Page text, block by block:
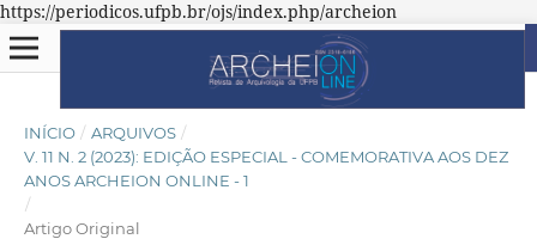
https://periodicos.ufpb.br/ojs/index.php/archeion
INÍCIO / ARQUIVOS /
V. 11 N. 2 (2023): EDIÇÃO ESPECIAL - COMEMORATIVA AOS DEZ
ANOS ARCHEION ONLINE - 1
/
Artigo Original